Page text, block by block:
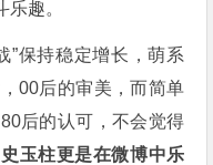
趣。
”保持稳定增长，萌系
00后的审美，而简单
后的认可，不会觉得
史玉柱更是在微博中乐